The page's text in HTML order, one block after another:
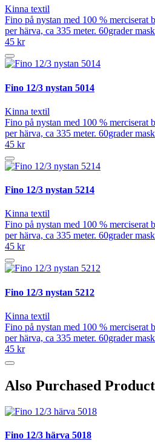
Kinna textil
Fino på nystan med 100 %
per härva, ca 335 meter. 60grader
45 kr
Fino 12/3 nystan 5014
Kinna textil
Fino på nystan med 100 %
per härva, ca 335 meter. 60grader
45 kr
Fino 12/3 nystan 5214
Kinna textil
Fino på nystan med 100 %
per härva, ca 335 meter. 60grader
45 kr
Fino 12/3 nystan 5212
Kinna textil
Fino på nystan med 100 %
per härva, ca 335 meter. 60grader
45 kr
Also Purchased
Fino 12/3 härva 5018